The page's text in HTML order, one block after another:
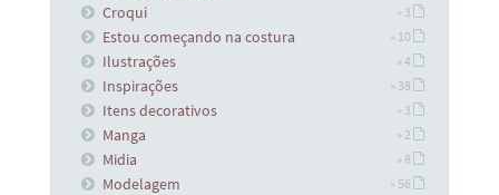
Croqui » 3
Estou começando na costura » 10
Ilustrações » 4
Inspirações » 38
Itens decorativos » 3
Manga » 2
Midia » 8
Modelagem » 56